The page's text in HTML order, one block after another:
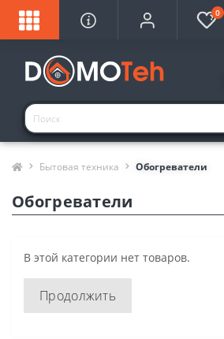
0
Бытовая техника Обогреватели
Обогреватели
В этой категории нет товаров.
Продолжить